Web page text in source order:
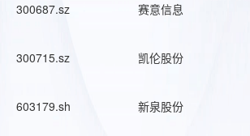
300687.sz 赛意信息
300715.sz 凯伦股份
603179.sh 新泉股份